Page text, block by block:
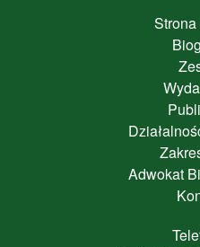
Strona
Adwokat